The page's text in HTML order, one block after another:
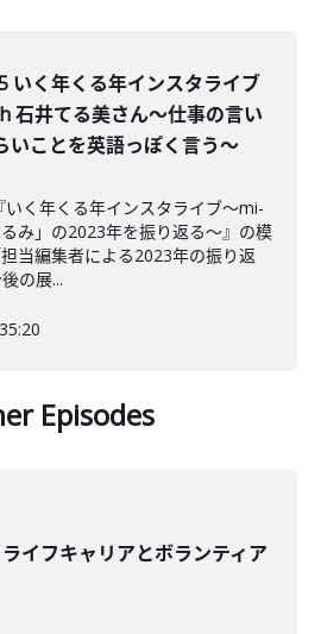
いく年くる年インスタライブ
石井てる美さん〜仕事の言い
いことを英語っぽく言う〜
く年くる年インスタライブ〜mi-
み」の2023年を振り返る〜』の模
当編集者による2023年の振り返
の展...
Episodes
イフキャリアとボランティア